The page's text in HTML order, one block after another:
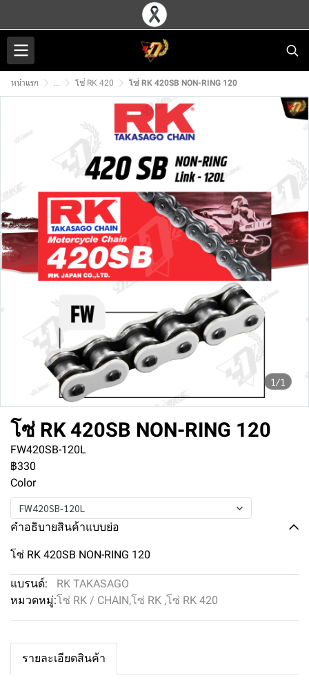
หน้าแรก ... โซ่ RK 420 โซ่ RK 420SB NON-RING 120
1/1
โซ่ RK 420SB NON-RING 120
FW420SB-120L
฿330
Color
FW420SB-120L
คำอธิบายสินค้าแบบย่อ
โซ่ RK 420SB NON-RING 120
แบรนด์:
RK TAKASAGO
หมวดหมู่:โซ่ RK / CHAIN,โซ่ RK ,โซ่ RK 420
รายละเอียดสินค้า